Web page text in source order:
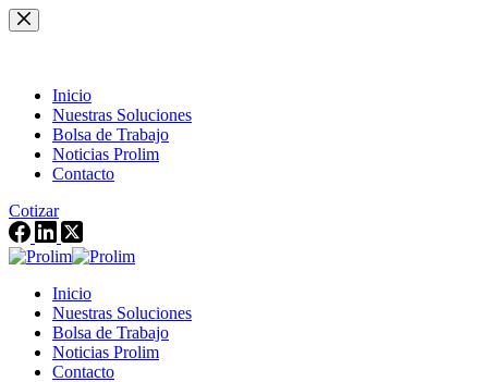
Saltar
al
Inicio
Nuestras Soluciones
Bolsa de Trabajo
Noticias Prolim
Contacto
Cotizar
Inicio
Nuestras Soluciones
Bolsa de Trabajo
Noticias Prolim
Contacto